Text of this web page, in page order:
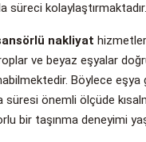
süreci kolaylaştırmaktadır.
nakliyat
ve beyaz eşyalar
Böylece eşya
süresi önemli ölçüde
bir taşınma deneyimi